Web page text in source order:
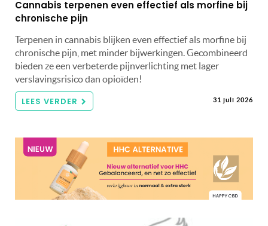
Cannabis terpenen even effectief als morfine bij
chronische pijn
Terpenen in cannabis blijken even effectief als morfine bij
chronische pijn, met minder bijwerkingen. Gecombineerd
bieden ze een verbeterde pijnverlichting met lager
verslavingsrisico dan opioïden!
LEES VERDER 31 juli 2026